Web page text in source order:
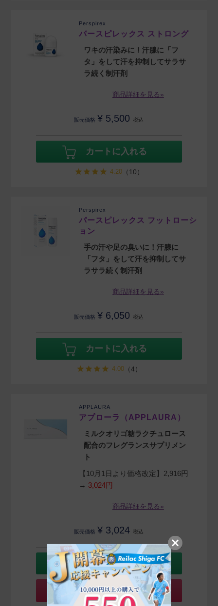
Perspirex
パースピレックス ストロング
ワキの汗染みに！汗腺に「フ
タ」をして汗を抑制してサラサ
ラ続く制汗剤
商品詳細を見る»
販売価格 ¥ 5,500 税込
カートに入れる
4.20 （10）
Perspirex
パースピレックス フットローシ
ョン
手の汗や足の臭いに！汗腺に
「フタ」をして汗を抑制してサ
ラサラ続く制汗剤
商品詳細を見る»
販売価格 ¥ 6,050 税込
カートに入れる
4.00 （4）
APPLAURA
アプローラ（APPLAURA）
ミルクオリゴ糖ラクチュロース
配合のフレグランスサプリメン
ト
【10月1日より価格改定】2,916円
→ 3,024円
商品詳細を見る»
販売価格 ¥ 3,024 税込
カートに入れる
定期購入はこちら